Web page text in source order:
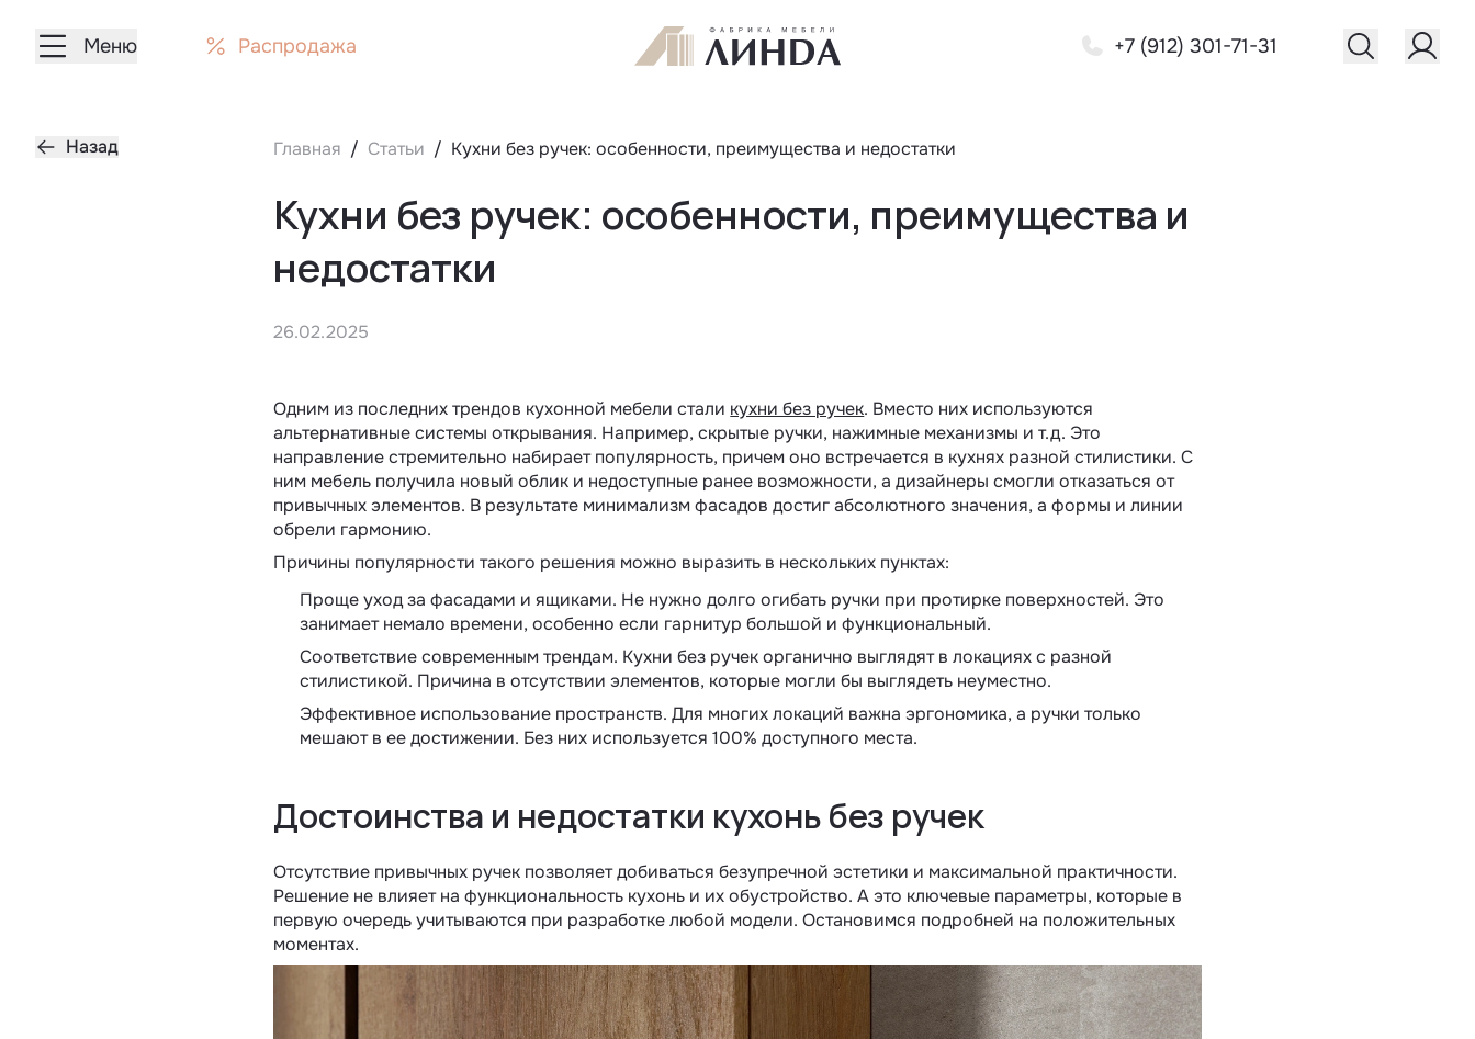
Меню Распродажа +7 (912) 301-71-31
Назад Главная Статьи Кухни без ручек: особенности, преимущества и недостатки
Кухни без ручек: особенности, преимущества и
недостатки
26.02.2025
Одним из последних трендов кухонной мебели стали кухни без ручек. Вместо них используются
альтернативные системы открывания. Например, скрытые ручки, нажимные механизмы и т.д. Это
направление стремительно набирает популярность, причем оно встречается в кухнях разной стилистики. С
ним мебель получила новый облик и недоступные ранее возможности, а дизайнеры смогли отказаться от
привычных элементов. В результате минимализм фасадов достиг абсолютного значения, а формы и линии
обрели гармонию.
Причины популярности такого решения можно выразить в нескольких пунктах:
Проще уход за фасадами и ящиками. Не нужно долго огибать ручки при протирке поверхностей. Это
занимает немало времени, особенно если гарнитур большой и функциональный.
Соответствие современным трендам. Кухни без ручек органично выглядят в локациях с разной
стилистикой. Причина в отсутствии элементов, которые могли бы выглядеть неуместно.
Эффективное использование пространств. Для многих локаций важна эргономика, а ручки только
мешают в ее достижении. Без них используется 100% доступного места.
Достоинства и недостатки кухонь без ручек
Отсутствие привычных ручек позволяет добиваться безупречной эстетики и максимальной практичности.
Решение не влияет на функциональность кухонь и их обустройство. А это ключевые параметры, которые в
первую очередь учитываются при разработке любой модели. Остановимся подробней на положительных
моментах.